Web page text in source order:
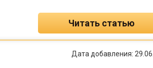
Читать статью
Дата добавления: